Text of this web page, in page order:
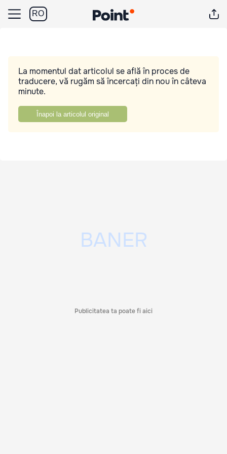
RO
La momentul dat articolul se află în proces de
traducere, vă rugăm să încercați din nou în câteva
minute.
Înapoi la articolul original
Publicitatea ta poate fi aici